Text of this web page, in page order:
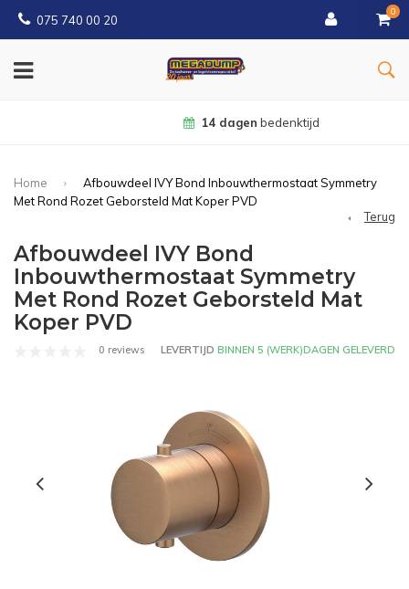
075 740 00 20
0
14 dagenbedenktijd
Home
Afbouwdeel IVY Bond Inbouwthermostaat Symmetry
Met Rond Rozet Geborsteld Mat Koper PVD
Terug
Afbouwdeel IVY Bond
Inbouwthermostaat Symmetry
Met Rond Rozet Geborsteld Mat
Koper PVD
0 reviews LEVERTIJD BINNEN 5 (WERK)DAGEN GELEVERD